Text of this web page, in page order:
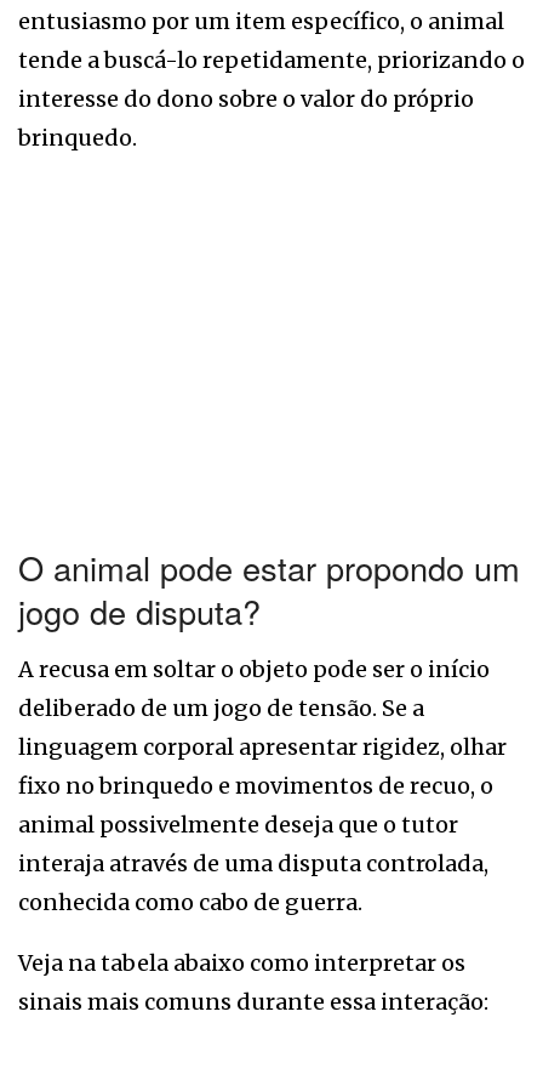
entusiasmo por um item específico, o animal
tende a buscá-lo repetidamente, priorizando o
interesse do dono sobre o valor do próprio
brinquedo.
O animal pode estar propondo um
jogo de disputa?
A recusa em soltar o objeto pode ser o início
deliberado de um jogo de tensão. Se a
linguagem corporal apresentar rigidez, olhar
fixo no brinquedo e movimentos de recuo, o
animal possivelmente deseja que o tutor
interaja através de uma disputa controlada,
conhecida como cabo de guerra.
Veja na tabela abaixo como interpretar os
sinais mais comuns durante essa interação: